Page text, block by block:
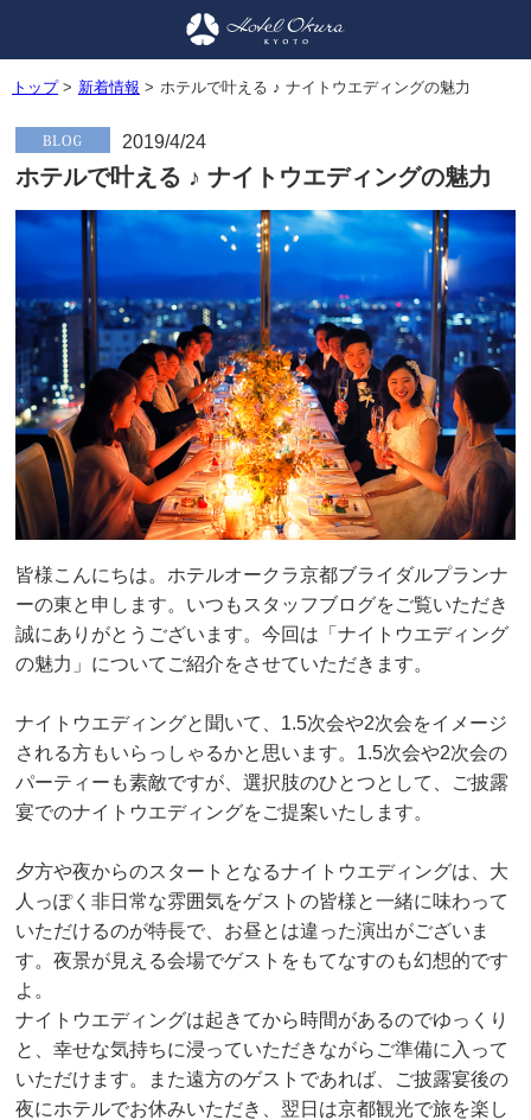
トップ> 新着情報 > ホテルで叶える ♪ ナイトウエディングの魅力
2019/4/24
ホテルで叶える ♪ ナイトウエディングの魅力
皆様こんにちは。ホテルオークラ京都ブライダルプランナ
ーの東と申します。いつもスタッフブログをご覧いただき
誠にありがとうございます。今回は「ナイトウエディング
の魅力」についてご紹介をさせていただきます。
ナイトウエディングと聞いて、1.5次会や2次会をイメージ
される方もいらっしゃるかと思います。1.5次会や2次会の
パーティーも素敵ですが、選択肢のひとつとして、ご披露
宴でのナイトウエディングをご提案いたします。
夕方や夜からのスタートとなるナイトウエディングは、大
人っぽく非日常な雰囲気をゲストの皆様と一緒に味わって
いただけるのが特長で、お昼とは違った演出がございま
す。夜景が見える会場でゲストをもてなすのも幻想的です
よ。
ナイトウエディングは起きてから時間があるのでゆっくり
と、幸せな気持ちに浸っていただきながらご準備に入って
いただけます。また遠方のゲストであれば、ご披露宴後の
夜にホテルでお休みいただき、翌日は京都観光で旅を楽し